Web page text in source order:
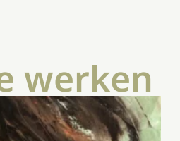
werken